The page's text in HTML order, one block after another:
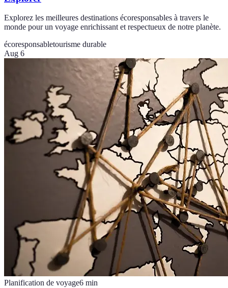
Explorez les meilleures destinations écoresponsables à travers le
monde pour un voyage enrichissant et respectueux de notre planète.
écoresponsabletourisme durable
Aug 6
Planification de voyage6 min